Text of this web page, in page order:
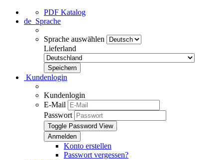
PDF Katalog
de Sprache
Sprache auswählen
Lieferland
Kundenlogin
Kundenlogin
E-Mail
Passwort
Toggle Password View
Konto erstellen
Passwort vergessen?